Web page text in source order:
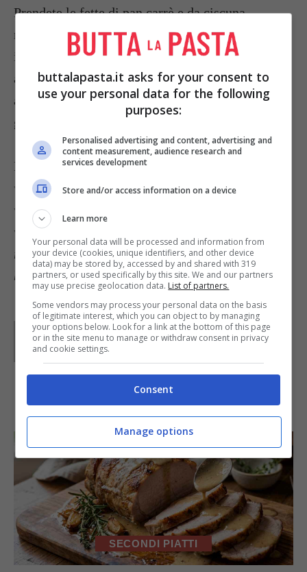
Prendete le fette dipan carrèe da ciscuna
recuperate 4 dischetti con uno stampino;
imbiondite leggermente il
pane, prestando
attenzione per non farlo asciugare troppo;
adagiate un cucchiaio di salsa di polpa di
granchio su ogni dischetto e servite.
Foto da:
www.scuoladicucina.files.wordpress.com;
www.cipolloni.org; www.stellafoods.con;
www.buttalapasta.it; www.pourfemme.it;
ricetteitalia.altervista.org; it.inmagine.com;
bestuff.com
Parole diWaly
IN PRIMO PIANO
SECONDI PIATTI
buttalapasta.it asks for your consent to
use your personal data for the following
purposes:
Personalised advertising and content, advertising and
content measurement, audience research and
services development
Store and/or access information on a device
Learn more
Your personal data will be processed and information from
your device (cookies, unique identifiers, and other device
data) may be stored by, accessed by and shared with 319
partners, or used specifically by this site. We and our partners
may use precise geolocation data. List of partners.
Some vendors may process your personal data on the basis
of legitimate interest, which you can object to by managing
your options below. Look for a link at the bottom of this page
or in the site menu to manage or withdraw consent in privacy
and cookie settings.
Consent
Manage options